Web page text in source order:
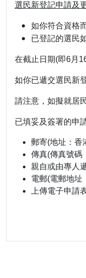
選民新登記申請及
如你符合資格
已登記的選民
在截止日期(即6月
如你已遞交選民新
請注意，如擬就居
已填妥及簽署的申
郵寄(地址：香
傳真(傳真號碼
親自或由專人
電郵(電郵地址
上傳電子申請